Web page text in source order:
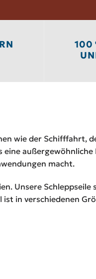
100
wie der Schifffahrt,
außergewöhnliche
macht.
Unsere Schleppseile
in verschiedenen